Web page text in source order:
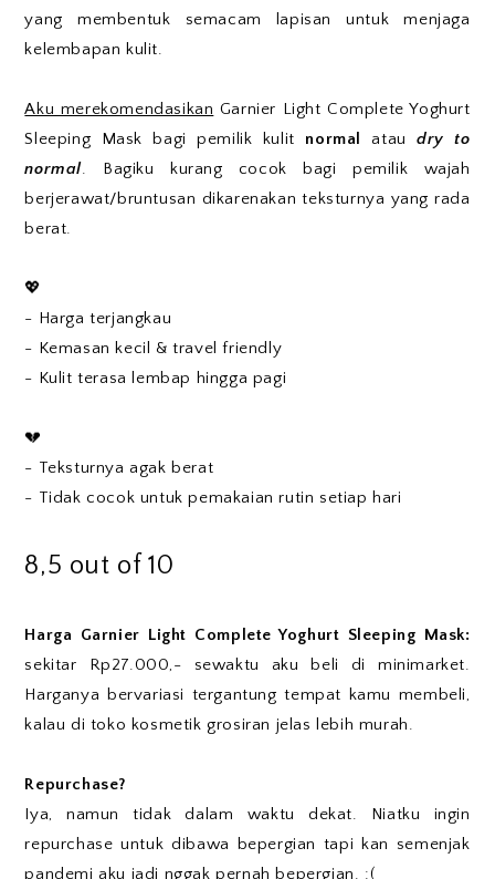
yang membentuk semacam lapisan untuk menjaga
kelembapan kulit.
Aku merekomendasikan Garnier Light Complete Yoghurt
Sleeping Mask bagi pemilik kulit normal ataudry to
normal. Bagiku kurang cocok bagi pemilik wajah
berjerawat/bruntusan dikarenakan teksturnya yang rada
berat.
💖
- Harga terjangkau
- Kemasan kecil & travel friendly
- Kulit terasa lembap hingga pagi
💔
- Teksturnya agak berat
- Tidak cocok untuk pemakaian rutin setiap hari
8,5 out of 10
Harga Garnier Light Complete Yoghurt Sleeping Mask:
sekitar Rp27.000,- sewaktu aku beli di minimarket.
Harganya bervariasi tergantung tempat kamu membeli,
kalau di toko kosmetik grosiran jelas lebih murah.
Repurchase?
Iya, namun tidak dalam waktu dekat. Niatku ingin
repurchase untuk dibawa bepergian tapi kan semenjak
pandemi aku jadi nggak pernah bepergian. :(